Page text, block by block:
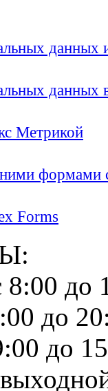
Метрикой
формами
Forms
до
до